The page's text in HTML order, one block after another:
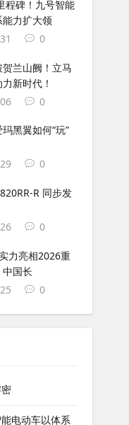
程碑！九号智能
力扩大领
0
兰山阙！立马
新时代！
0
黑翼如何“玩”
0
R 同步发
0
力亮相2026重
国长
0
电动车以体系